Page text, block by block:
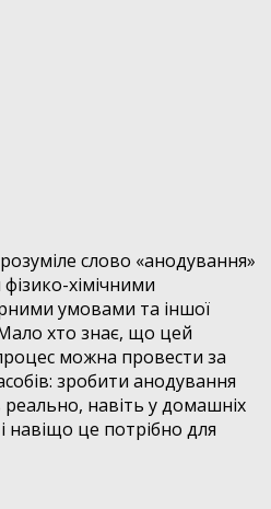
слово «анодування»
хімічними
умовами та іншої
хто знає, що цей
можна провести за
зробити анодування
навіть у домашніх
навіщо це потрібно для